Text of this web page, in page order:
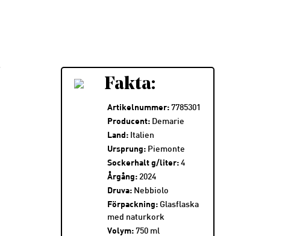
Fakta:
Artikelnummer:7785301
Producent:Demarie
Land:Italien
Ursprung:Piemonte
Sockerhalt g/liter:4
Årgång:2024
Druva:Nebbiolo
Förpackning:Glasflaska
med naturkork
Volym:750 ml